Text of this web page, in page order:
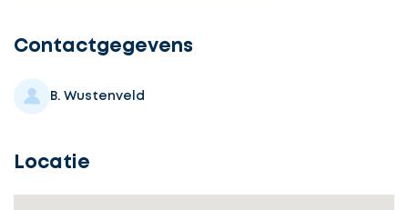
Contactgegevens
B. Wustenveld
Locatie